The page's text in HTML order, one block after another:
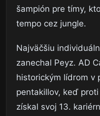
šampión pre tímy,
tempo cez jungle.
Najväčšiu
zanechal Peyz. AD
historickým lídrom v
pentakillov, keď
získal svoj 13.